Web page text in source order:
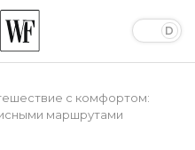
с комфортом:
маршрутами